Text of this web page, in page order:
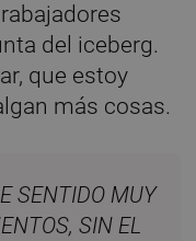
del iceberg.
que estoy
más cosas.
SENTIDO MUY
SIN EL